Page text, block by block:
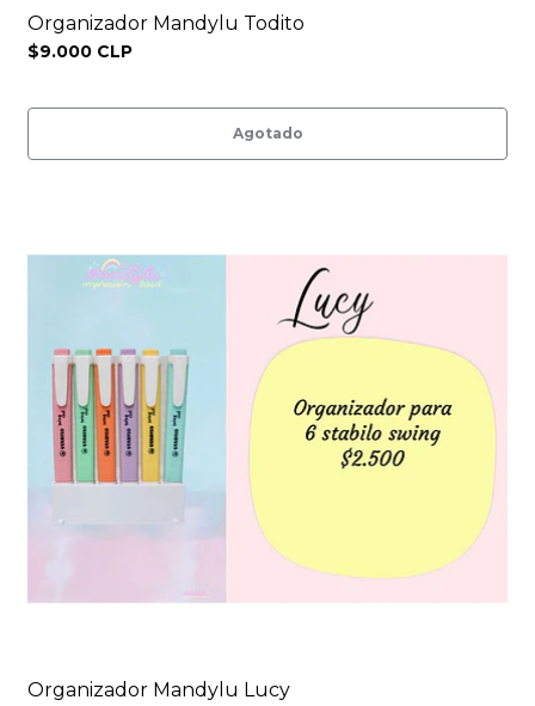
Organizador Mandylu Todito
$9.000 CLP
Agotado
Organizador Mandylu Lucy